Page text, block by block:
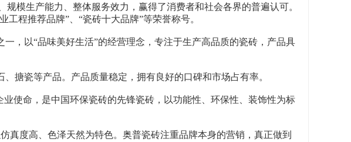
模生产能力、整体服务效力，赢得了消费者和社会各界的普遍认可。
工程推荐品牌”、“瓷砖十大品牌”等荣誉称号。
一，以“品味美好生活”的经营理念，专注于生产高品质的瓷砖，产品具
搪瓷等产品。产品质量稳定，拥有良好的口碑和市场占有率。
业使命，是中国环保瓷砖的先锋瓷砖，以功能性、环保性、装饰性为标
真度高、色泽天然为特色。奥普瓷砖注重品牌本身的营销，真正做到